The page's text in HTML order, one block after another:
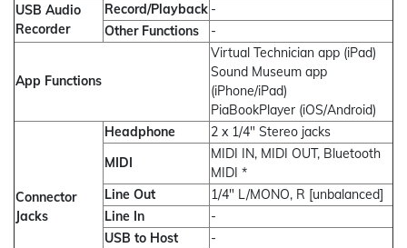
USB Audio
Recorder
Record/Playback -
Other Functions
-
App Functions
Virtual Technician app (iPad)
Sound Museum app
(iPhone/iPad)
PiaBookPlayer (iOS/Android)
Connector
Jacks
Headphone
2 x 1/4" Stereo jacks
MIDI
MIDI IN, MIDI OUT, Bluetooth
MIDI *
Line Out
1/4" L/MONO, R [unbalanced]
Line In
-
USB to Host
-